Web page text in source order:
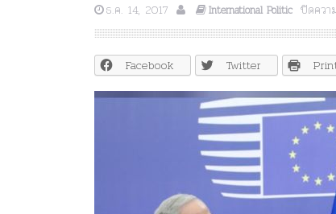
ธ.ค. 14, 2017 International Politic ปิดควา
Facebook Twitter
ไม่มีหมวดหมู่ History
พระราชมารดา ผู้ทรงปิดทอง
หลังพระ